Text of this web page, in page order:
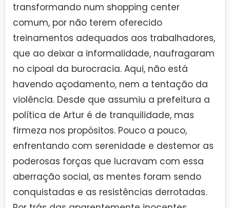
transformando num shopping center
comum, por não terem oferecido
treinamentos adequados aos trabalhadores,
que ao deixar a informalidade, naufragaram
no cipoal da burocracia. Aqui, não está
havendo açodamento, nem a tentação da
violência. Desde que assumiu a prefeitura a
política de Artur é de tranquilidade, mas
firmeza nos propósitos. Pouco a pouco,
enfrentando com serenidade e destemor as
poderosas forças que lucravam com essa
aberração social, as mentes foram sendo
conquistadas e as resistências derrotadas.